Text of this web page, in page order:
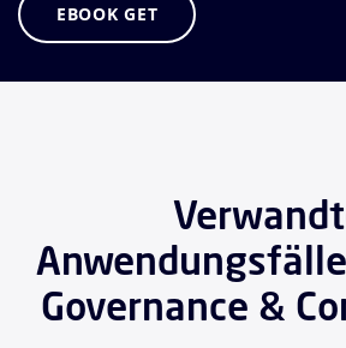
EBOOK GET
Governance &